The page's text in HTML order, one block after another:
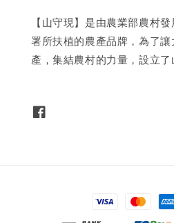
【山守現】是由農業部農村
署所扶植的農產品牌，為了
產，集結農村的力量，設立了